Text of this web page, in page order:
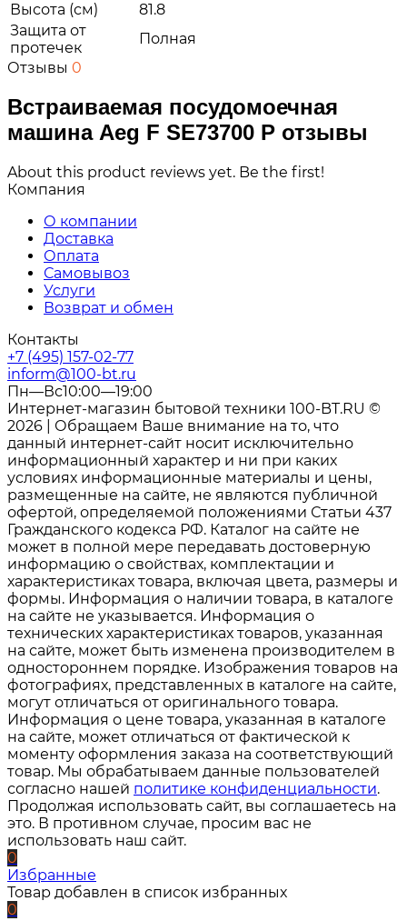
Высота (см)
81.8
Защита от
протечек
Полная
Отзывы 0
Встраиваемая посудомоечная
машина Aeg F SE73700 P отзывы
About this product reviews yet. Be the first!
Компания
О компании
Доставка
Оплата
Самовывоз
Услуги
Возврат и обмен
Контакты
+7 (495) 157-02-77
inform@100-bt.ru
Пн—Вс10:00—19:00
Интернет-магазин бытовой техники 100-BT.RU ©
2026 | Обращаем Ваше внимание на то, что
данный интернет-сайт носит исключительно
информационный характер и ни при каких
условиях информационные материалы и цены,
размещенные на сайте, не являются публичной
офертой, определяемой положениями Статьи 437
Гражданского кодекса РФ. Каталог на сайте не
может в полной мере передавать достоверную
информацию о свойствах, комплектации и
характеристиках товара, включая цвета, размеры и
формы. Информация о наличии товара, в каталоге
на сайте не указывается. Информация о
технических характеристиках товаров, указанная
на сайте, может быть изменена производителем в
одностороннем порядке. Изображения товаров на
фотографиях, представленных в каталоге на сайте,
могут отличаться от оригинального товара.
Информация о цене товара, указанная в каталоге
на сайте, может отличаться от фактической к
моменту оформления заказа на соответствующий
товар. Мы обрабатываем данные пользователей
согласно нашей политике конфиденциальности.
Продолжая использовать сайт, вы соглашаетесь на
это. В противном случае, просим вас не
использовать наш сайт.
0
Избранные
Товар добавлен в список избранных
0